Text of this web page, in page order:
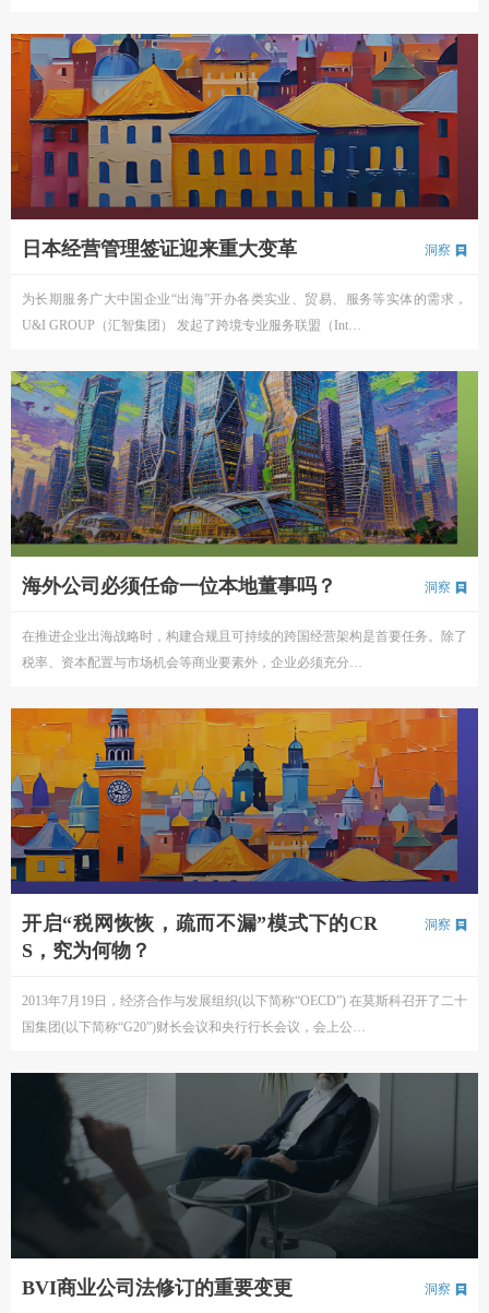
日本经营管理签证迎来重大变革 洞察
为长期服务广大中国企业“出海”开办各类实业、贸易、服务等实体的需求，
U&I GROUP（汇智集团） 发起了跨境专业服务联盟（Int…
海外公司必须任命一位本地董事吗？ 洞察
在推进企业出海战略时，构建合规且可持续的跨国经营架构是首要任务。除了
税率、资本配置与市场机会等商业要素外，企业必须充分…
开启“税网恢恢，疏而不漏”模式下的CR
S，究为何物？
洞察
2013年7月19日，经济合作与发展组织(以下简称“OECD”) 在莫斯科召开了二十
国集团(以下简称“G20”)财长会议和央行行长会议，会上公…
BVI商业公司法修订的重要变更 洞察